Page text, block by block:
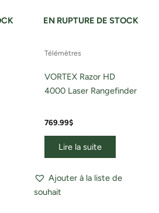
EN RUPTURE DE STOCK
Télémètres
VORTEX Razor HD
4000 Laser Rangefinder
769.99$
Lire la suite
Ajouter à la liste de
souhait